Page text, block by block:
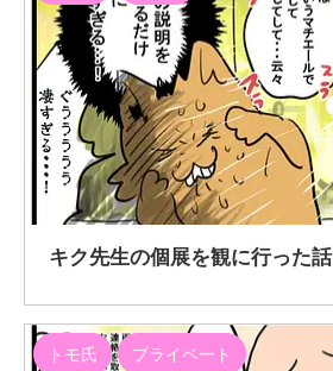
キク先生の個展を観に行った話
トモ氏 プライベート